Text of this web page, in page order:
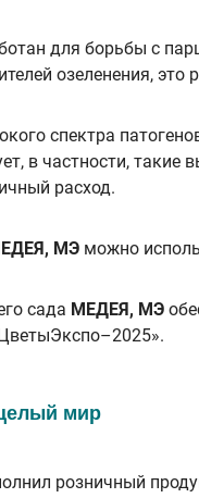
для борьбы с
озеленения,
спектра
в частности,
расход.
МЭ можно
сада МЕДЕЯ, МЭ
мир
розничный